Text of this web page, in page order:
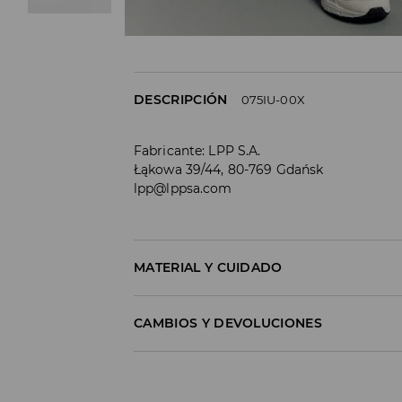
DESCRIPCIÓN 075IU-00X
Fabricante: LPP S.A.
Łąkowa 39/44, 80-769 Gdańsk
lpp@lppsa.com
MATERIAL Y CUIDADO
SUPERIOR: 60% POLIURETANO, 40%
SUELA: 100% EVA
CAMBIOS Y DEVOLUCIONES